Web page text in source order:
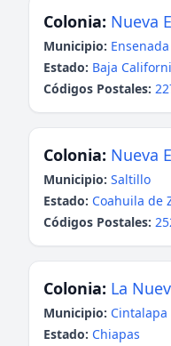
Colonia: Nueva
Municipio: Ensenada
Estado: Baja
Códigos Postales:
Colonia: Nueva
Municipio: Saltillo
Estado: Coahuila de
Códigos Postales:
Colonia: La
Municipio:
Estado: Chiapas